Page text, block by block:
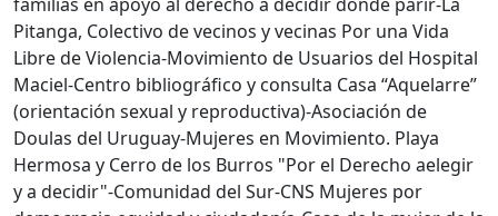
Pitanga, Colectivo de vecinos y vecinas Por una Vida
Libre de Violencia-Movimiento de Usuarios del Hospital
Maciel-Centro bibliográfico y consulta Casa “Aquelarre”
(orientación sexual y reproductiva)-Asociación de
Doulas del Uruguay-Mujeres en Movimiento. Playa
Hermosa y Cerro de los Burros "Por el Derecho aelegir
y a decidir"-Comunidad del Sur-CNS Mujeres por